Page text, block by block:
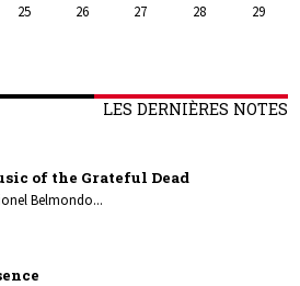
25 26 27 28
29
LES DERNIÈRES NOTES
of the Grateful Dead
Belmondo...